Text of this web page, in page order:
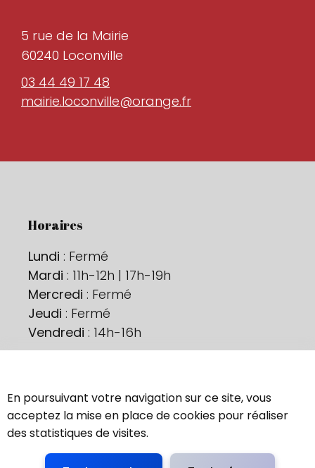
5 rue de la Mairie
60240 Loconville
03 44 49 17 48
mairie.loconville@orange.fr
Horaires
Lundi : Fermé
Mardi : 11h-12h | 17h-19h
Mercredi : Fermé
Jeudi : Fermé
Vendredi : 14h-16h
Contactez-nous
En poursuivant votre navigation sur ce site, vous
acceptez la mise en place de cookies pour réaliser
des statistiques de visites.